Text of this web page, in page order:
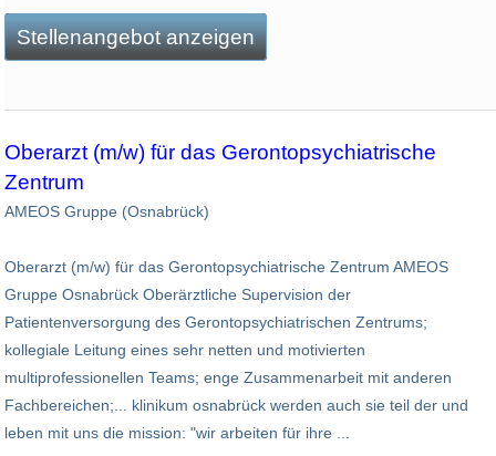
Stellenangebot anzeigen
Oberarzt (m/w) für das Gerontopsychiatrische
Zentrum
AMEOS Gruppe (Osnabrück)
Oberarzt (m/w) für das Gerontopsychiatrische Zentrum AMEOS
Gruppe Osnabrück Oberärztliche Supervision der
Patientenversorgung des Gerontopsychiatrischen Zentrums;
kollegiale Leitung eines sehr netten und motivierten
multiprofessionellen Teams; enge Zusammenarbeit mit anderen
Fachbereichen;... klinikum osnabrück werden auch sie teil der und
leben mit uns die mission: "wir arbeiten für ihre ...